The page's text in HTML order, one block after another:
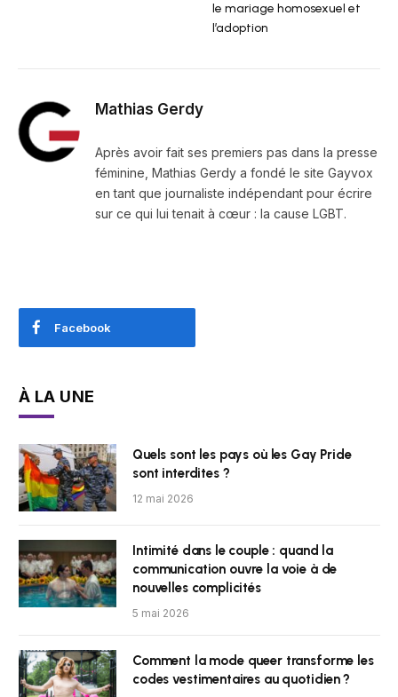
le mariage homosexuel et
l’adoption
Mathias Gerdy
Après avoir fait ses premiers pas dans la presse
féminine, Mathias Gerdy a fondé le site Gayvox
en tant que journaliste indépendant pour écrire
sur ce qui lui tenait à cœur : la cause LGBT.
Facebook
À LA UNE
Quels sont les pays où les Gay Pride
sont interdites ?
12 mai 2026
Intimité dans le couple : quand la
communication ouvre la voie à de
nouvelles complicités
5 mai 2026
Comment la mode queer transforme les
codes vestimentaires au quotidien ?